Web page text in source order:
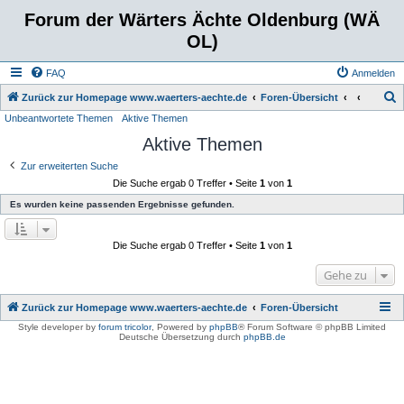
Forum der Wärters Ächte Oldenburg (WÄ
OL)
FAQ Anmelden
Zurück zur Homepage www.waerters-aechte.de Foren-Übersicht
Unbeantwortete Themen Aktive Themen
Aktive Themen
Zur erweiterten Suche
Die Suche ergab 0 Treffer • Seite 1von 1
Es wurden keine passenden Ergebnisse gefunden.
Die Suche ergab 0 Treffer • Seite 1von 1
Gehe zu
Zurück zur Homepage www.waerters-aechte.de Foren-Übersicht
Style developer by forum tricolor, Powered by phpBB® Forum Software © phpBB Limited
Deutsche Übersetzung durch phpBB.de